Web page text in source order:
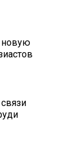
новую